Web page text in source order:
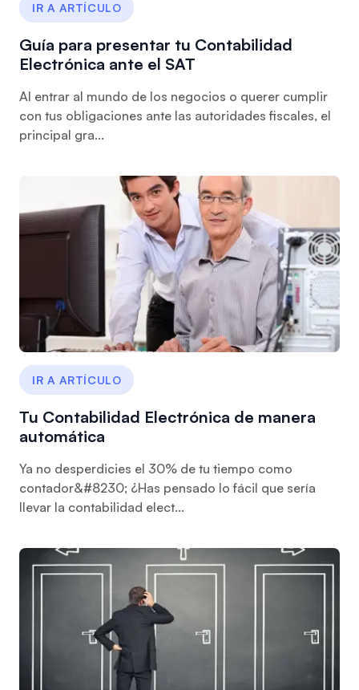
IR A ARTÍCULO
Guía para presentar tu Contabilidad
Electrónica ante el SAT
Al entrar al mundo de los negocios o querer cumplir
con tus obligaciones ante las autoridades fiscales, el
principal gra...
IR A ARTÍCULO
Tu Contabilidad Electrónica de manera
automática
Ya no desperdicies el 30% de tu tiempo como
contador&#8230; ¿Has pensado lo fácil que sería
llevar la contabilidad elect...